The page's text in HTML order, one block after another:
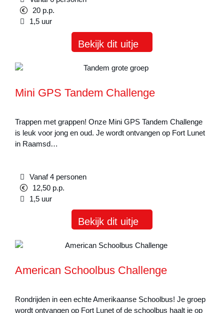
20 p.p.
1,5 uur
Bekijk dit uitje
Mini GPS Tandem Challenge
Trappen met grappen! Onze Mini GPS Tandem Challenge
is leuk voor jong en oud. Je wordt ontvangen op Fort Lunet
in Raamsd…
Vanaf 4 personen
12,50 p.p.
1,5 uur
Bekijk dit uitje
American Schoolbus Challenge
Rondrijden in een echte Amerikaanse Schoolbus! Je groep
wordt ontvangen op Fort Lunet of de schoolbus haalt je op